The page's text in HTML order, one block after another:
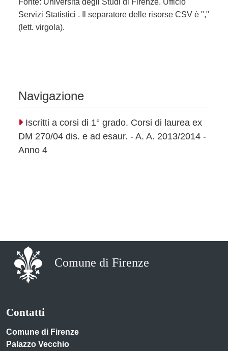
Fonte: Università degli Studi di Firenze. Ufficio
Servizi Statistici . Il separatore delle risorse CSV è ","
(lett. virgola).
Navigazione
Iscritti a corsi di 1° grado. Corsi di laurea ex
DM 270/04 dis. e ad esaur. - A. A. 2013/2014 -
Anno 4
Comune di Firenze
Contatti
Comune di Firenze
Palazzo Vecchio